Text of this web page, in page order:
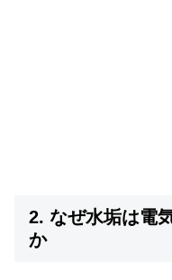
2. なぜ水垢は電
か